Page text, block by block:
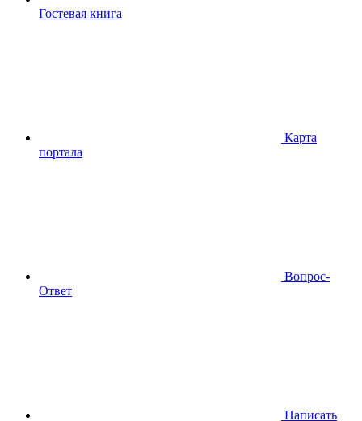
Гостевая книга
Карта
портала
Вопрос-
Ответ
Написать